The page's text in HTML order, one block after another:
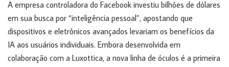
A empresa controladora do Facebook investiu bilhões de dólares
em sua busca por “inteligência pessoal”, apostando que
dispositivos e eletrônicos avançados levariam os benefícios da
IA ​​aos usuários individuais. Embora desenvolvida em
colaboração com a Luxottica, a nova linha de óculos é a primeira